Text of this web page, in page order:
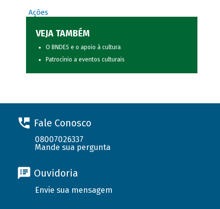
Ações
VEJA TAMBÉM
O BNDES e o apoio à cultura
Patrocínio a eventos culturais
Fale Conosco
08007026337
Mande sua pergunta
Ouvidoria
Envie sua mensagem